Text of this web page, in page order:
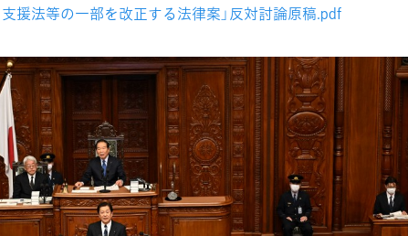
支援法等の一部を改正する法律案」反対討論原稿.pdf